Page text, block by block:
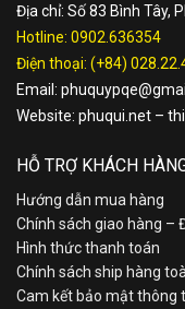
Địa chỉ: Số 83 Bình Tây,
Hotline: 0902.636354
Điện thoại: (+84)
Email:
Website: phuqui.net –
HỖ TRỢ KHÁCH
Hướng dẫn mua hàng
Chính sách giao hàng –
Hình thức thanh toán
Chính sách ship hàng
Cam kết bảo mật thông